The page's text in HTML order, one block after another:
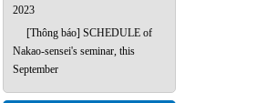
2023
[Thông báo] SCHEDULE of
Nakao-sensei's seminar, this
September